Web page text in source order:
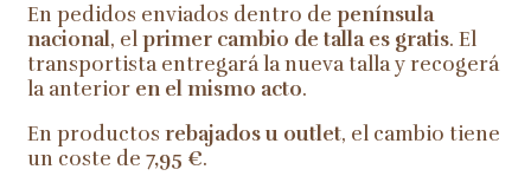
En pedidos enviados dentro de península
nacional, elprimer cambio de talla es gratis. El
transportista entregará la nueva talla y recogerá
la anterior en el mismo acto.
En productos rebajados u outlet, el cambio tiene
un coste de 7,95 €.